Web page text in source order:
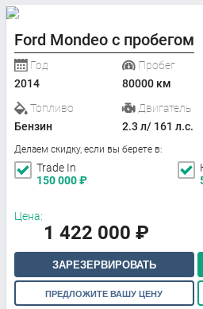
Ford Mondeo с пробегом
Год
2014
Пробег
80000 км
Топливо
Бензин
Двигатель
2.3 л/ 161 л.с.
Делаем скидку, если вы берете в:
Trade In
150 000₽
Цена:
1 422 000 ₽
ЗАРЕЗЕРВИРОВАТЬ
ПРЕДЛОЖИТЕ ВАШУ ЦЕНУ